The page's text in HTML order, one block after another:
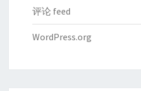
评论 feed
WordPress.org